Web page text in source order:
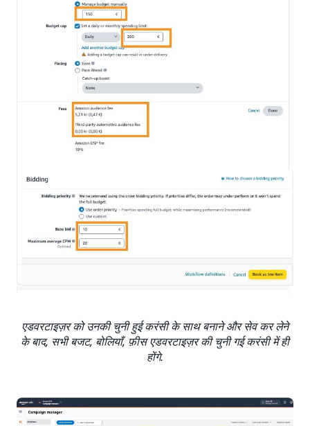
एडवरटाइज़र को उनकी चुनी हुई करंसी के साथ बनाने और सेव कर लेने
के बाद, सभी बजट, बोलियाँ, फ़ीस एडवरटाइज़र की चुनी गई करंसी में ही
होंगे.